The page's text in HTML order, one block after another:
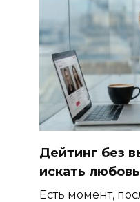
Дейтинг без
искать
Есть момент,